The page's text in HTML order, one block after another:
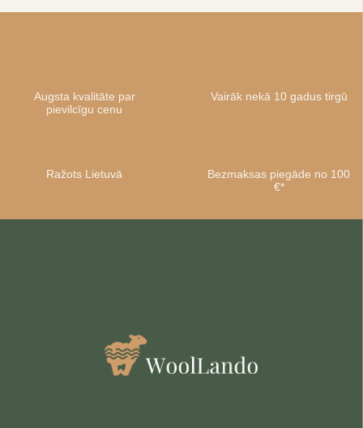
Augsta kvalitāte par
pievilcīgu cenu
Vairāk nekā 10 gadus tirgū
Ražots Lietuvā
Bezmaksas piegāde no 100
€*